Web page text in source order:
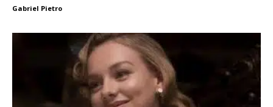
Gabriel Pietro